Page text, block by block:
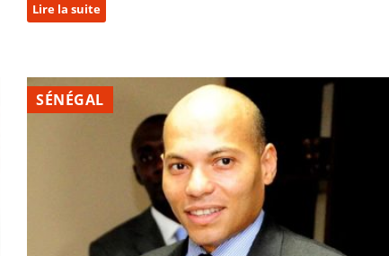
Lire la suite
SÉNÉGAL